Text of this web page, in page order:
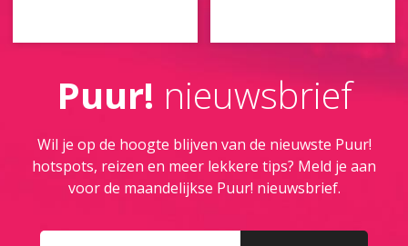
Puur! nieuwsbrief
Wil je op de hoogte blijven van de nieuwste Puur!
hotspots, reizen en meer lekkere tips? Meld je aan
voor de maandelijkse Puur! nieuwsbrief.